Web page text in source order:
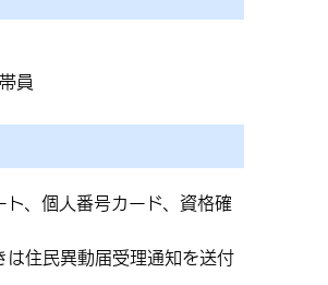
員
、個人番号カード、資格確
は住民異動届受理通知を送付